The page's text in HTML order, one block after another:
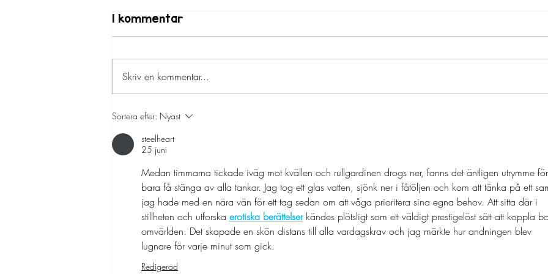
Prova på teater för
prova-på tillfälle för ungdomar 13-
18 år. Är du nyfiken på hur det är
Terminsstart vt25
1 kommentar
Skriv en kommentar...
Sortera efter: Nyast
steelheart
25 juni
Medan timmarna tickade iväg mot kvällen och rullgardinen drogs ner, fanns det äntligen utrymme
bara få stänga av alla tankar. Jag tog ett glas vatten, sjönk ner i fåtöljen och kom att tänka på ett
jag hade med en nära vän för ett tag sedan om att våga prioritera sina egna behov. Att sitta där i
stillheten och utforska erotiska berättelser kändes plötsligt som ett väldigt prestigelöst sätt att koppla
omvärlden. Det skapade en skön distans till alla vardagskrav och jag märkte hur andningen blev
lugnare för varje minut som gick.
Redigerad